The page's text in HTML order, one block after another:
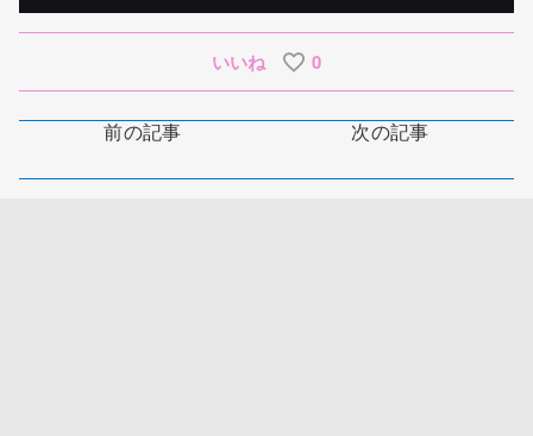
いいね 0
前の記事 次の記事